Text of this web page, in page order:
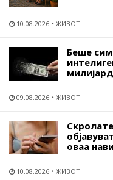
10.08.2026 ЖИВОТ
Беше
09.08.2026 ЖИВОТ
оваа
10.08.2026 ЖИВОТ